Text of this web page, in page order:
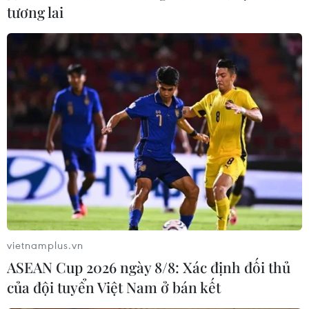
Gần 200 tác phẩm Bùi Xuân Phái
‘sống lại’ nhờ Trí tuệ nhân tạo
11/10/2019 03:48
Trong khuôn khổ triển lãm nghệ thuật đa phương tiện
“Bùi Xuân Phái với Hà Nội,” các tác phẩm “vang bóng”
một lần nữa được “sống lại” thật mới mẻ dưới con mắt
của công chúng yêu nghệ thuật.
tương lai
vietnamplus.vn
ASEAN Cup 2026 ngày 8/8: Xác định đối thủ
của đội tuyển Việt Nam ở bán kết